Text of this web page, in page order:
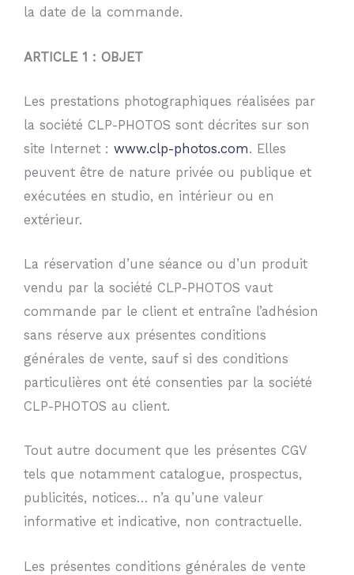
la date de la commande.
ARTICLE 1 : OBJET
Les prestations photographiques réalisées par
la société CLP-PHOTOS sont décrites sur son
site Internet : www.clp-photos.com. Elles
peuvent être de nature privée ou publique et
exécutées en studio, en intérieur ou en
extérieur.
La réservation d’une séance ou d’un produit
vendu par la société CLP-PHOTOS vaut
commande par le client et entraîne l’adhésion
sans réserve aux présentes conditions
générales de vente, sauf si des conditions
particulières ont été consenties par la société
CLP-PHOTOS au client.
Tout autre document que les présentes CGV
tels que notamment catalogue, prospectus,
publicités, notices… n’a qu’une valeur
informative et indicative, non contractuelle.
Les présentes conditions générales de vente